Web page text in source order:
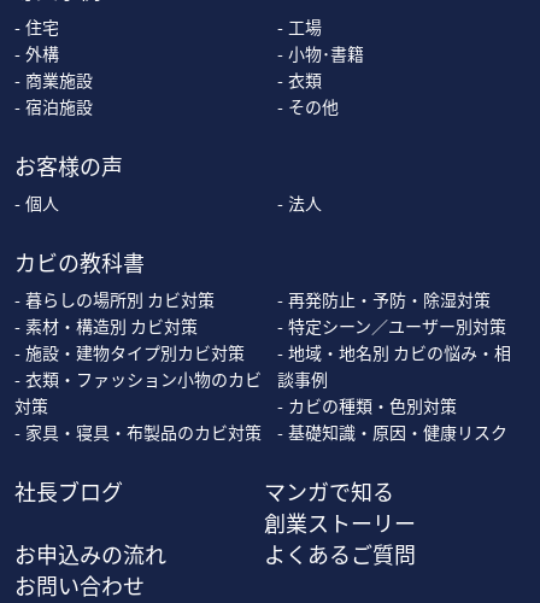
お客様の声
個人 法人
住宅
外構
商業施設
宿泊施設
工場
小物･書籍
衣類
その他
カビの教科書
暮らしの場所別 カビ対策
素材・構造別 カビ対策
施設・建物タイプ別カビ対策
衣類・ファッション小物のカビ
対策
家具・寝具・布製品のカビ対策
再発防止・予防・除湿対策
特定シーン／ユーザー別対策
地域・地名別 カビの悩み・相
談事例
カビの種類・色別対策
基礎知識・原因・健康リスク
社長ブログ
マンガで知る
創業ストーリー
お申込みの流れ
よくあるご質問
お問い合わせ